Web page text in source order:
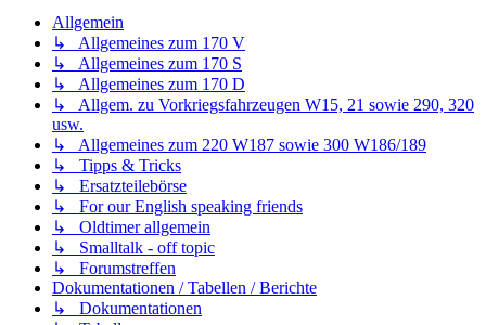
Allgemein
↳ Allgemeines zum 170 V
↳ Allgemeines zum 170 S
↳ Allgemeines zum 170 D
↳ Allgem. zu Vorkriegsfahrzeugen W15, 21 sowie 290, 320
usw.
↳ Allgemeines zum 220 W187 sowie 300 W186/189
↳ Tipps & Tricks
↳ Ersatzteilebörse
↳ For our English speaking friends
↳ Oldtimer allgemein
↳ Smalltalk - off topic
↳ Forumstreffen
Dokumentationen / Tabellen / Berichte
↳ Dokumentationen